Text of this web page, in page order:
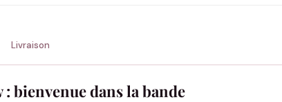
Livraison
bienvenue dans la bande